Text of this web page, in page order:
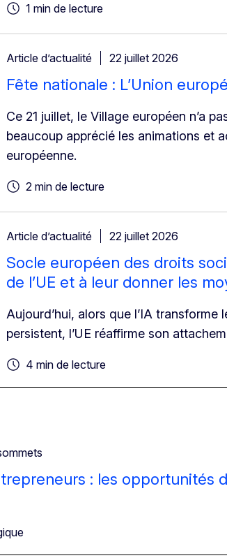
1 min de lecture
Article d’actualité 22 juillet 2026
Fête nationale : L’Union
Ce 21 juillet, le Village européen n’a
beaucoup apprécié les animations et
européenne.
2 min de lecture
Article d’actualité 22 juillet 2026
Socle européen des droits
de l’UE et à leur donner les
Aujourd’hui, alors que l’IA
persistent, l’UE réaffirme son
4 min de lecture
: les opportunités